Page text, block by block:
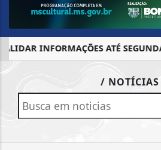
INFORMAÇÕES ATÉ SEGUNDA
/ NOTÍCIAS